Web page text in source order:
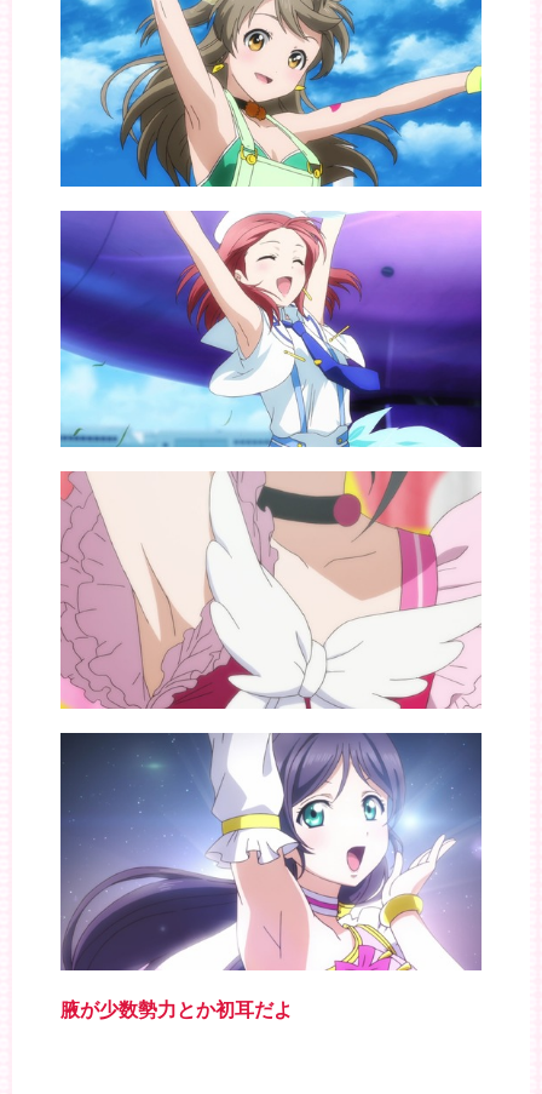
腋が少数勢力とか初耳だよ